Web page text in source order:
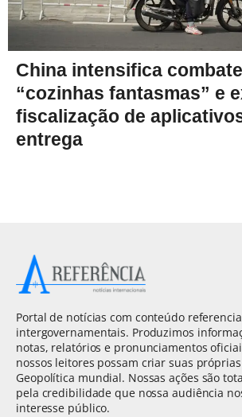
China intensifica
“cozinhas fantasmas” e
fiscalização de
entrega
Portal de notícias com conteúdo
intergovernamentais. Produzimos
notas, relatórios e pronunciamentos
nossos leitores possam criar suas
Geopolítica mundial. Nossas ações são
pela credibilidade que nossa audiência
interesse público.